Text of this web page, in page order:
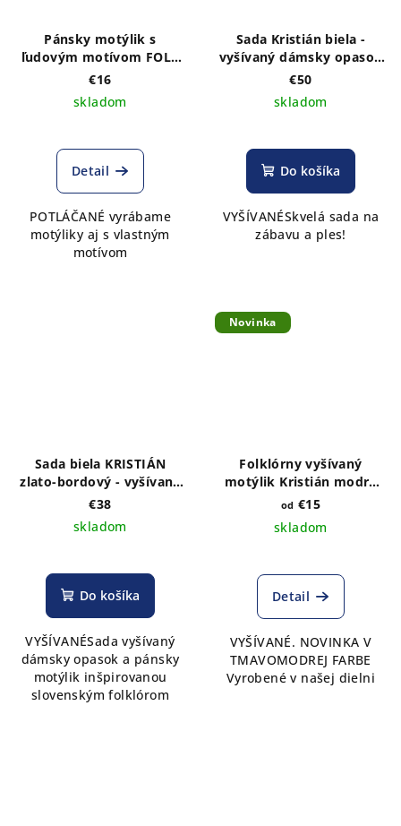
Pánsky motýlik s
ľudovým motívom FOLK
POTLAČ
€16
skladom
Detail
POTLÁČANÉ vyrábame
motýliky aj s vlastným
motívom
Sada Kristián biela -
vyšívaný dámsky opasok
a pánsky motýlik +
pánske traky
€50
skladom
Do košíka
VYŠÍVANÉSkvelá sada na
zábavu a ples!
Sada biela KRISTIÁN
zlato-bordový - vyšívaný
dámsky užší opasok a
pánsky motýlik
€38
skladom
Do košíka
VYŠÍVANÉSada vyšívaný
dámsky opasok a pánsky
motýlik inšpirovanou
slovenským folklórom
Novinka
Folklórny vyšívaný
motýlik Kristián modré
odtiene- tmavomodrý
od €15
skladom
Detail
VYŠÍVANÉ. NOVINKA V
TMAVOMODREJ FARBE
Vyrobené v našej dielni